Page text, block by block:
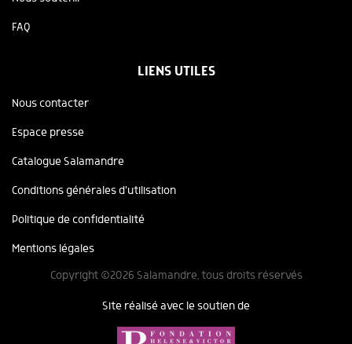
FAQ
LIENS UTILES
Nous contacter
Espace presse
Catalogue Salamandre
Conditions générales d'utilisation
Politique de confidentialité
Mentions légales
Copyright ©2026 Salamandre, tous droits réservés
Site réalisé avec le soutien de